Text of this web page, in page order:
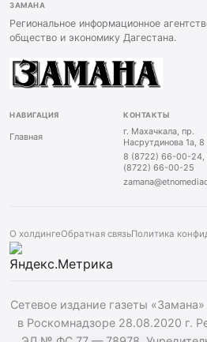
ЗАМАНА
Региональное информационное
общество и экономику Дагестана.
НАВИГАЦИЯ
Главная
КОНТАКТЫ
г. Махачкала, пр.
Насрутдинова 1а,
8 (8722) 66-00-24,
(8722) 66-00-25
О холдингеОбратная связьПолитика
Сетевое издание газеты
в Роскомнадзоре 28.08.2020 г.